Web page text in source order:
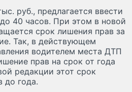
руб., предлагается ввести
40 часов. При этом в новой
срок лишения прав за
Так, в действующем
водителем места ДТП
прав на срок от года
редакции этот срок
до года.